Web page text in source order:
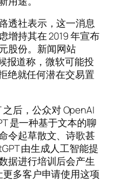
透社表示，这一消息
增持其在 2019 年宣布
股份。新闻网站
报道称，微软可能投
绝就任何潜在交易置
之后，公众对 OpenAI
是一种基于文本的聊
令起草散文、诗歌甚
由生成人工智能提
据进行培训后会产生
多客户申请使用这项